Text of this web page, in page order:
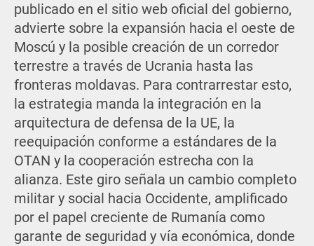
publicado en el sitio web oficial del gobierno,
advierte sobre la expansión hacia el oeste de
Moscú y la posible creación de un corredor
terrestre a través de Ucrania hasta las
fronteras moldavas. Para contrarrestar esto,
la estrategia manda la integración en la
arquitectura de defensa de la UE, la
reequipación conforme a estándares de la
OTAN y la cooperación estrecha con la
alianza. Este giro señala un cambio completo
militar y social hacia Occidente, amplificado
por el papel creciente de Rumanía como
garante de seguridad y vía económica, donde